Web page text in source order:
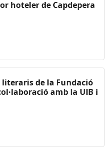
hoteler de Capdepera
literaris de la Fundació
amb la UIB i